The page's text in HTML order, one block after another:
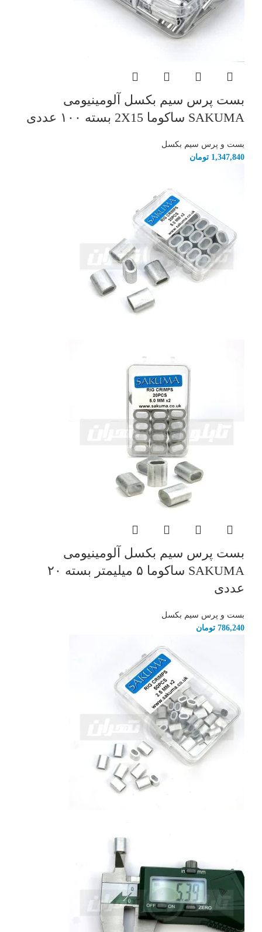
بست پرس سیم بکسل آلومینیومی
SAKUMA ساکوما 2X15 بسته ۱۰۰ عددی
بست و پرس سیم بکسل
1,347,840 تومان
بست پرس سیم بکسل آلومینیومی
SAKUMA ساکوما ۵ میلیمتر بسته ۲۰
عددی
بست و پرس سیم بکسل
786,240 تومان